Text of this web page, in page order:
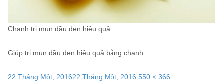
Chanh trị mụn đầu đen hiệu quả
Giúp trị mụn đầu đen hiệu quả bằng chanh
Đăng
22 Tháng Một, 201622 Tháng Một, 2016 Kích
550 × 366